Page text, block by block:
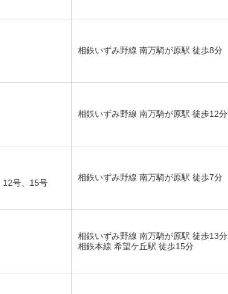
相鉄いずみ野線 南万騎が原駅 徒歩8分
相鉄いずみ野線 南万騎が原駅 徒歩12分
12号、15号
相鉄いずみ野線 南万騎が原駅 徒歩7分
相鉄いずみ野線 南万騎が原駅 徒歩13分
相鉄本線 希望ケ丘駅 徒歩15分